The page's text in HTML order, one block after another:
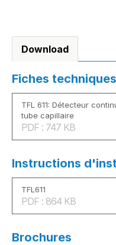
Download
Fiches techniques
TFL 611: Détecteur
tube capillaire
PDF : 747 KB
Instructions
TFL611
PDF : 864 KB
Brochures